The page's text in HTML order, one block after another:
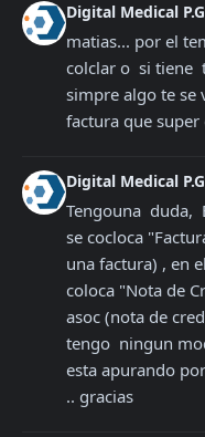
Digital Medical
matias... por el
colclar o  si tiene
simpre algo te se
factura que super
Digital Medical
Tengouna  duda,
se cocloca
una factura) , en
coloca "Nota de
asoc (nota de
tengo  ningun
esta apurando
.. gracias